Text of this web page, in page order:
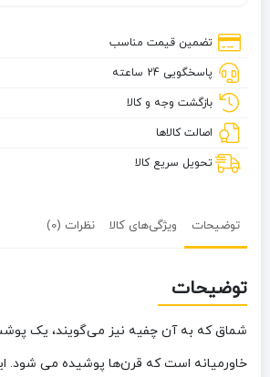
آمریکایی
تضمین قیمت مناسب
پاسخگویی 24 ساعته
بازگشت وجه و کالا
اصالت کالاها
تحویل سریع کالا
توضیحات ویژگی‌های کالا نظرات (0)
توضیحات
شماق که به آن چفیه نیز می‌گویند، یک
خاورمیانه است که قرن‌ها پوشیده می شود.